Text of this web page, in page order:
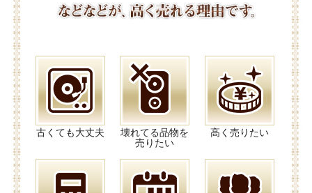
古くても大丈夫
壊れてる品物を
売りたい
高く売りたい